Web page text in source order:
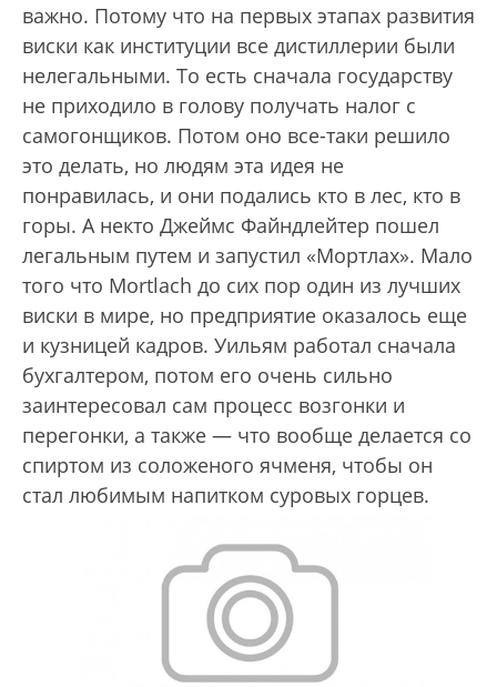
важно. Потому что на первых этапах развития
виски как институции все дистиллерии были
нелегальными. То есть сначала государству
не приходило в голову получать налог с
самогонщиков. Потом оно все-таки решило
это делать, но людям эта идея не
понравилась, и они подались кто в лес, кто в
горы. А некто Джеймс Файндлейтер пошел
легальным путем и запустил «Мортлах». Мало
того что Mortlach до сих пор один из лучших
виски в мире, но предприятие оказалось еще
и кузницей кадров. Уильям работал сначала
бухгалтером, потом его очень сильно
заинтересовал сам процесс возгонки и
перегонки, а также — что вообще делается со
спиртом из соложеного ячменя, чтобы он
стал любимым напитком суровых горцев.